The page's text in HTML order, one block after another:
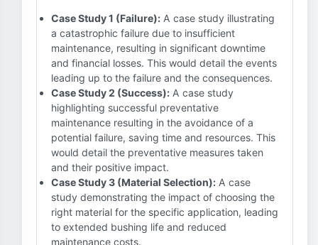
Case Study 1 (Failure): A case study illustrating
a catastrophic failure due to insufficient
maintenance, resulting in significant downtime
and financial losses. This would detail the events
leading up to the failure and the consequences.
Case Study 2 (Success): A case study
highlighting successful preventative
maintenance resulting in the avoidance of a
potential failure, saving time and resources. This
would detail the preventative measures taken
and their positive impact.
Case Study 3 (Material Selection): A case
study demonstrating the impact of choosing the
right material for the specific application, leading
to extended bushing life and reduced
maintenance costs.